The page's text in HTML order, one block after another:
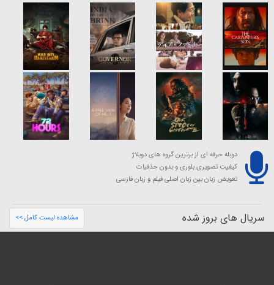
دوبله حرفه ای از برترین گروه های دوبلاژ
کیفیت تصویری بلوری و بدون حذفیات
تعویض زبان بین زبان اصلی فیلم و زبان فارسی
سریال های بروز شده مشاهده لیست کامل >>